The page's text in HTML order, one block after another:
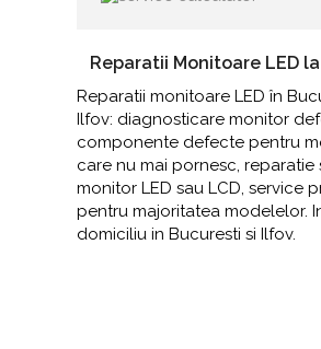
Reparatii Monitoare LED
Reparatii monitoare LED în
Ilfov: diagnosticare monitor
componente defecte pentru
care nu mai pornesc, reparatie
monitor LED sau LCD, service
pentru majoritatea modelelor.
domiciliu in Bucuresti si Ilfov.